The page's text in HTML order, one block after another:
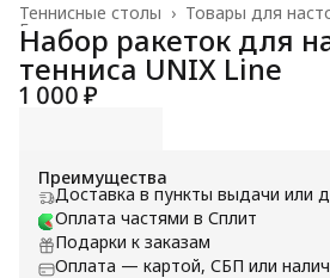
Товары для
Теннисные столы ›
Главная
Набор ракеток для
тенниса UNIX Line
1 000 ₽
Преимущества
Доставка в пункты выдачи или
Оплата частями в Сплит
Подарки к заказам
Оплата — картой, СБП или